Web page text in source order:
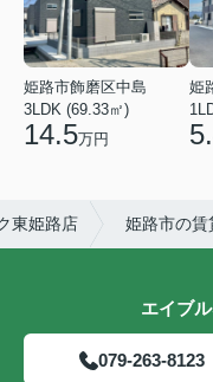
姫路市飾磨区中島
3LDK (69.33㎡)
14.5万円
姫
東姫路店 姫路市の賃
エイブ
079-263-8123